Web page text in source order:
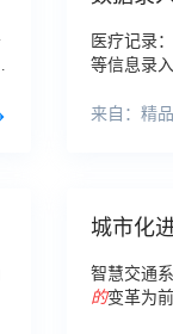
可以进
医疗记录
等信息录入
来自：精
城市化
智慧交通
的变革为